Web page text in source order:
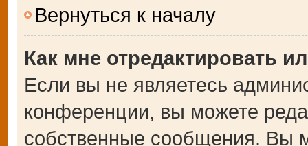
Вернуться к началу
Как мне отредактировать
Если вы не являетесь
конференции, вы можете
собственные сообщения. Вы